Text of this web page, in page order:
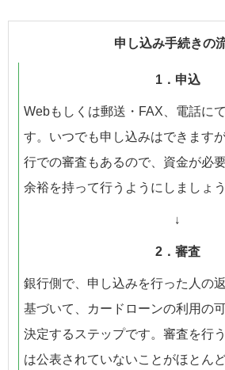
申し込み手続きの
1．申込
Webもしくは郵送・FAX、電話に
す。いつでも申し込みはできます
行での審査もあるので、資金が必
余裕を持って行うようにしましょう
↓
2．審査
銀行側で、申し込みを行った人の
基づいて、カードローンの利用の
決定するステップです。審査を行
は公表されていないことがほとん